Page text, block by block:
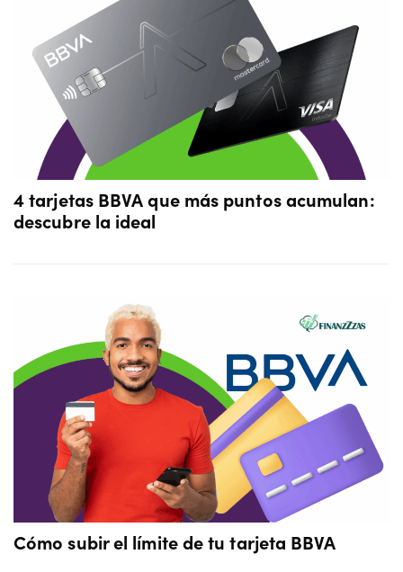
4 tarjetas BBVA que más puntos acumulan:
descubre la ideal
Cómo subir el límite de tu tarjeta BBVA